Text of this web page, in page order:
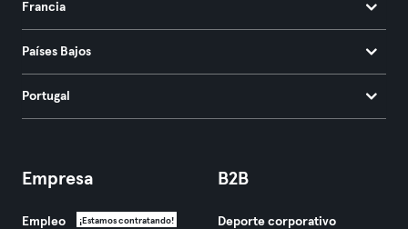
Francia
Países Bajos
Portugal
Empresa
Empleo ¡Estamos contratando!
B2B
Deporte corporativo